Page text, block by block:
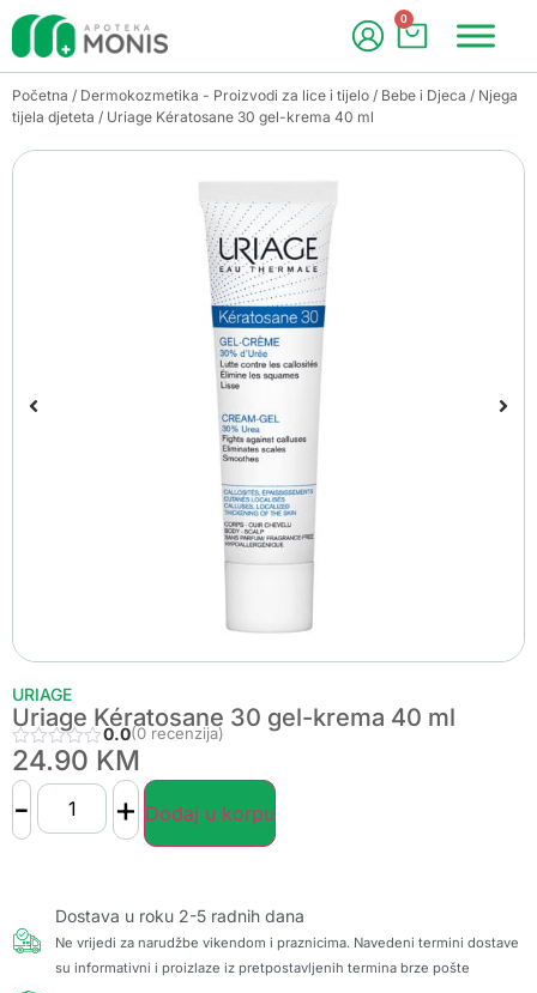
0
Početna / Dermokozmetika - Proizvodi za lice i tijelo / Bebe i Djeca / Njega
tijela djeteta / Uriage Kératosane 30 gel-krema 40 ml
URIAGE
Uriage Kératosane 30 gel-krema 40 ml
0.0(0 recenzija)
24.90 KM
- + Dodaj u korpu
Dostava u roku 2-5 radnih dana
Ne vrijedi za narudžbe vikendom i praznicima. Navedeni termini dostave
su informativni i proizlaze iz pretpostavljenih termina brze pošte